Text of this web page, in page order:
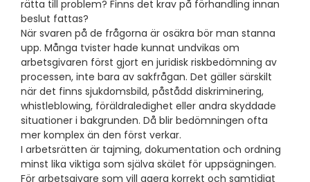
rätta till problem? Finns det krav på förhandling innan
beslut fattas?
När svaren på de frågorna är osäkra bör man stanna
upp. Många tvister hade kunnat undvikas om
arbetsgivaren först gjort en juridisk riskbedömning av
processen, inte bara av sakfrågan. Det gäller särskilt
när det finns sjukdomsbild, påstådd diskriminering,
whistleblowing, föräldraledighet eller andra skyddade
situationer i bakgrunden. Då blir bedömningen ofta
mer komplex än den först verkar.
I arbetsrätten är tajming, dokumentation och ordning
minst lika viktiga som själva skälet för uppsägningen.
För arbetsgivare som vill agera korrekt och samtidigt